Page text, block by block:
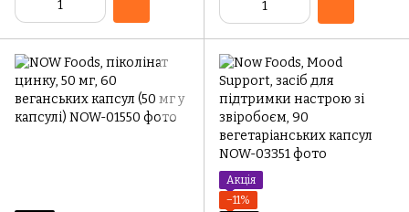
Акція
−11%